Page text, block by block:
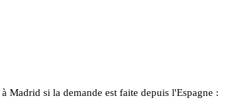
à Madrid si la demande est faite depuis l'Espagne :